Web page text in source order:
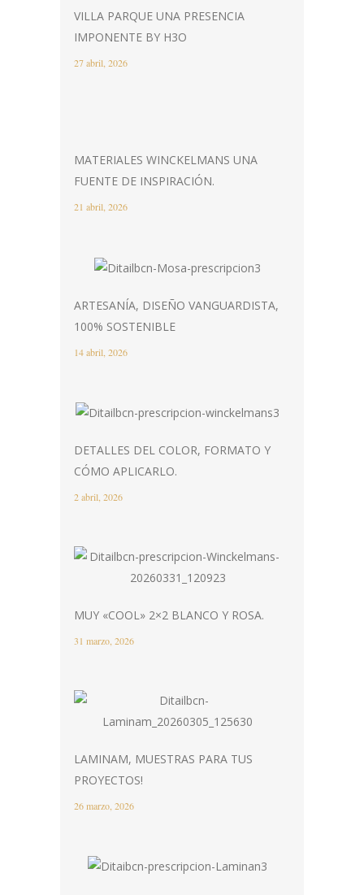
VILLA PARQUE UNA PRESENCIA
IMPONENTE BY H3O
27 abril, 2026
MATERIALES WINCKELMANS UNA
FUENTE DE INSPIRACIÓN.
21 abril, 2026
ARTESANÍA, DISEÑO VANGUARDISTA,
100% SOSTENIBLE
14 abril, 2026
DETALLES DEL COLOR, FORMATO Y
CÓMO APLICARLO.
2 abril, 2026
MUY «COOL» 2×2 BLANCO Y ROSA.
31 marzo, 2026
LAMINAM, MUESTRAS PARA TUS
PROYECTOS!
26 marzo, 2026